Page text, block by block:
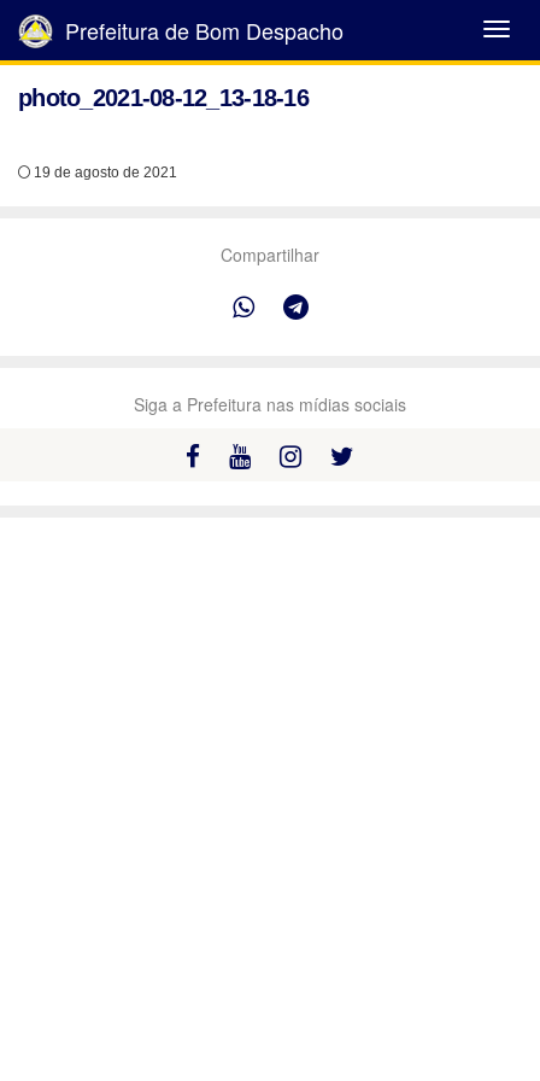
Abrir
Menu
Prefeitura de Bom Despacho
photo_2021-08-12_13-18-16
19 de agosto de 2021
Compartilhar
Siga a Prefeitura nas mídias sociais